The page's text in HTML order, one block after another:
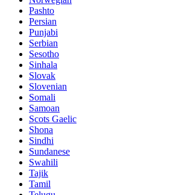
Pashto
Persian
Punjabi
Serbian
Sesotho
Sinhala
Slovak
Slovenian
Somali
Samoan
Scots Gaelic
Shona
Sindhi
Sundanese
Swahili
Tajik
Tamil